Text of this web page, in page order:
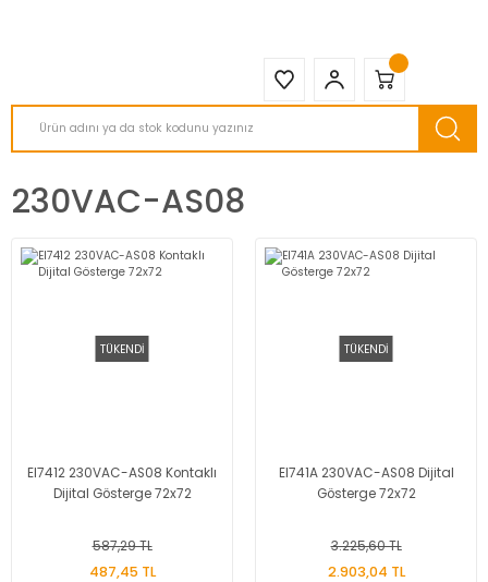
230VAC-AS08
TÜKENDİ
EI7412 230VAC-AS08 Kontaklı
Dijital Gösterge 72x72
587,29 TL
487,45 TL
TÜKENDİ
EI741A 230VAC-AS08 Dijital
Gösterge 72x72
3.225,60 TL
2.903,04 TL